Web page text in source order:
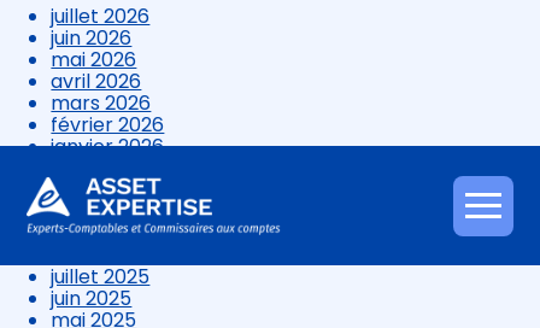
Aller
au
juillet 2026
juin 2026
mai 2026
avril 2026
mars 2026
février 2026
janvier 2026
novembre 2025
octobre 2025
septembre 2025
juillet 2025
juin 2025
mai 2025